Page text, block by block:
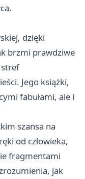
dzięki
brzmi prawdziwe
stref
Jego książki,
fabułami, ale i
szansa na
od człowieka,
fragmentami
jak